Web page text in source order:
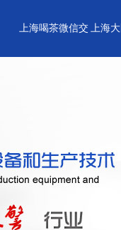
上海喝茶微信交 上海